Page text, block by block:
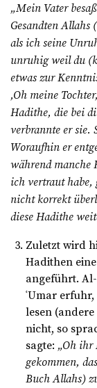
„Mein Vater
Gesandten Allahs (
als ich seine
unruhig weil du
etwas zur
,Oh meine
Hadithe, die bei
verbrannte er sie.
Woraufhin er
während manche
ich vertraut habe,
nicht korrekt
diese Hadithe
Zuletzt wird
Hadithen
angeführt.
ʿUmar
lesen
nicht, so
sagte: „Oh ihr
gekommen,
Buch Allahs)